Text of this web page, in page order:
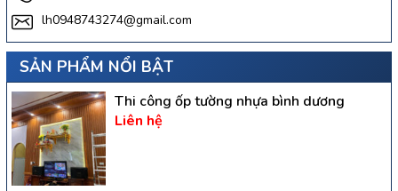
lh0948743274@gmail.com
SẢN PHẨM NỔI BẬT
Thi công ốp tường nhựa bình dương
Liên hệ